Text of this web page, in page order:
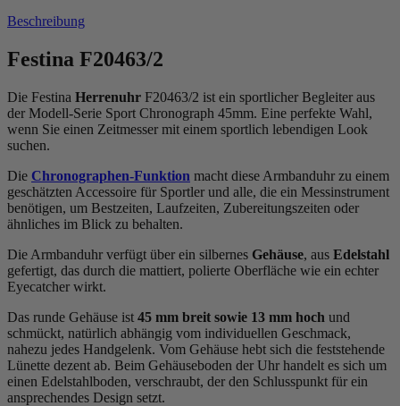
Beschreibung
Festina F20463/2
Die Festina Herrenuhr F20463/2 ist ein sportlicher Begleiter aus
der Modell-Serie Sport Chronograph 45mm. Eine perfekte Wahl,
wenn Sie einen Zeitmesser mit einem sportlich lebendigen Look
suchen.
Die Chronographen-Funktion macht diese Armbanduhr zu einem
geschätzten Accessoire für Sportler und alle, die ein Messinstrument
benötigen, um Bestzeiten, Laufzeiten, Zubereitungszeiten oder
ähnliches im Blick zu behalten.
Die Armbanduhr verfügt über ein silbernes Gehäuse, aus Edelstahl
gefertigt, das durch die mattiert, polierte Oberfläche wie ein echter
Eyecatcher wirkt.
Das runde Gehäuse ist 45 mm breit sowie 13 mm hoch und
schmückt, natürlich abhängig vom individuellen Geschmack,
nahezu jedes Handgelenk. Vom Gehäuse hebt sich die feststehende
Lünette dezent ab. Beim Gehäuseboden der Uhr handelt es sich um
einen Edelstahlboden, verschraubt, der den Schlusspunkt für ein
ansprechendes Design setzt.